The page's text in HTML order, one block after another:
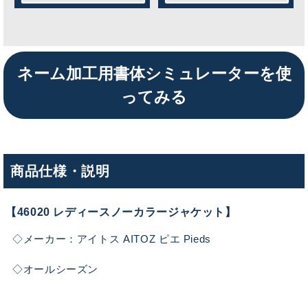
ネーム加工用書体シミュレーターを使
ってみる
商品仕様・説明
【46020 レディースノーカラージャケット】
◇メーカー：アイトス AITOZ ピエ Pieds
◇オールシーズン